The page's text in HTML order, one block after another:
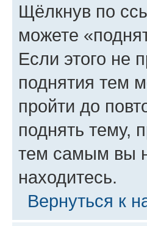
Щёлкнув по
можете
Если этого не
поднятия тем
пройти до
поднять тему,
тем самым вы
находитесь.
Вернуться к